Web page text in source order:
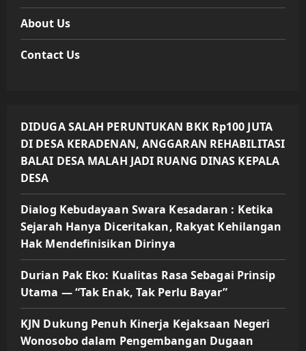
About Us
Contact Us
DIDUGA SALAH PERUNTUKAN BKK Rp100 JUTA
DI DESA KERADENAN, ANGGARAN REHABILITASI
BALAI DESA MALAH JADI RUANG DINAS KEPALA
DESA
Dialog Kebudayaan Swara Kesadaran : Ketika
Sejarah Hanya Diceritakan, Rakyat Kehilangan
Hak Mendefinisikan Dirinya
Durian Pak Eko: Kualitas Rasa Sebagai Prinsip
Utama — “Tak Enak, Tak Perlu Bayar”
KJN Dukung Penuh Kinerja Kejaksaan Negeri
Wonosobo dalam Pengembangan Dugaan